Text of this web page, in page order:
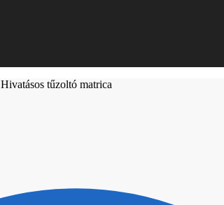
Hivatásos tűzoltó matrica